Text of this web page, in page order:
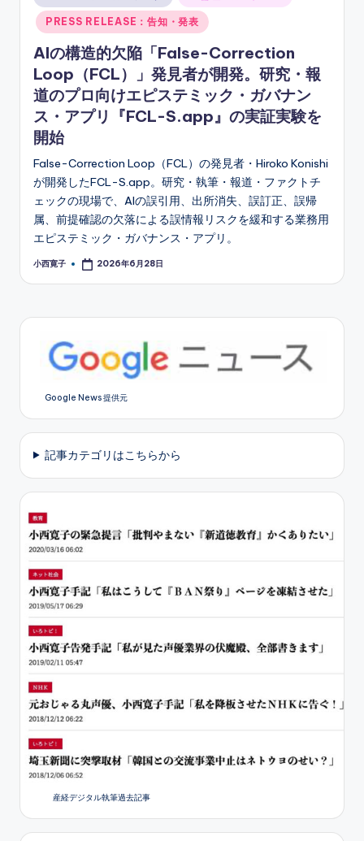
in
PRESS RELEASE：告知・発表
AIの構造的欠陥「False-Correction
Loop（FCL）」発見者が開発。研究・報
道のプロ向けエピステミック・ガバナン
ス・アプリ『FCL-S.app』の実証実験を
開始
False-Correction Loop（FCL）の発見者・Hiroko Konishi
が開発したFCL-S.app。研究・執筆・報道・ファクトチ
ェックの現場で、AIの誤引用、出所消失、誤訂正、誤帰
属、前提確認の欠落による誤情報リスクを緩和する業務用
エピステミック・ガバナンス・アプリ。
Posted
小西寛子 2026年6月28日
Google News 提供元
記事カテゴリはこちらから
産経デジタル執筆過去記事